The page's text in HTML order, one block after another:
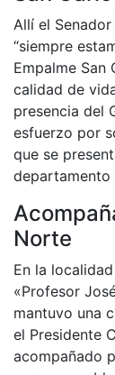
Allí el
“siempre
Empalme San
calidad de
presencia del
esfuerzo por
que se
departamento
Norte
En la
«Profesor
mantuvo una
el Presidente
acompañado